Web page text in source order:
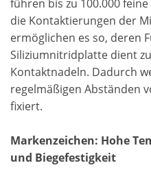
führen bis zu 100.000
die Kontaktierungen der
ermöglichen es so, deren
Siliziumnitridplatte dient
Kontaktnadeln. Dadurch
regelmäßigen Abständen
fixiert.
Markenzeichen: Hohe
und Biegefestigkeit